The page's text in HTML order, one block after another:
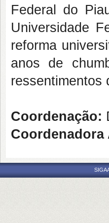
Federal do
Universidade
reforma
anos de
ressentimentos
Coordenação:
Coordenadora